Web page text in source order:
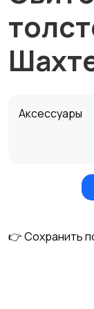
Аксессуары
Головные
👉 Сохранить